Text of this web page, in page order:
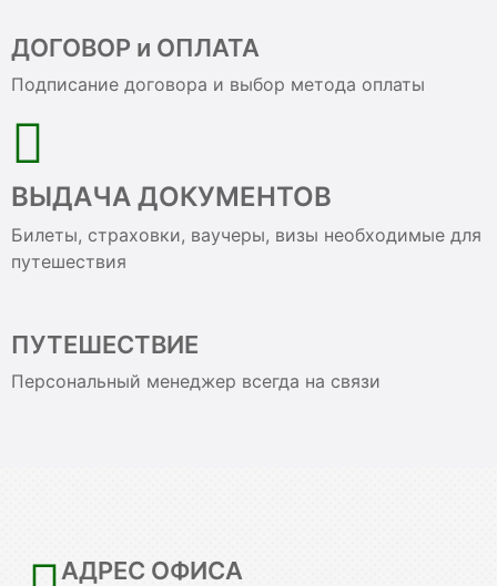
ДОГОВОР и ОПЛАТА
Подписание договора и выбор метода оплаты
ВЫДАЧА ДОКУМЕНТОВ
Билеты, страховки, ваучеры, визы необходимые для
путешествия
ПУТЕШЕСТВИЕ
Персональный менеджер всегда на связи
АДРЕС ОФИСА